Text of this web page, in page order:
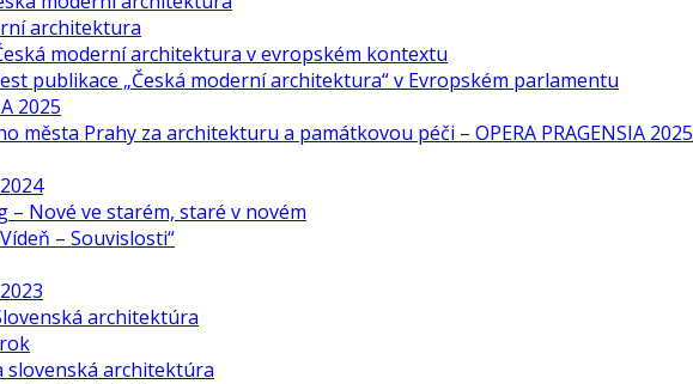
architektura
moderní architektura v evropském kontextu
publikace „Česká moderní architektura“ v Evropském parlamentu
2025
města Prahy za architekturu a památkovou péči – OPERA PRAGENSIA 2025
– Nové ve starém, staré v novém
– Souvislosti“
architektúra
slovenská architektúra